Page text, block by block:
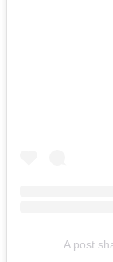
A post